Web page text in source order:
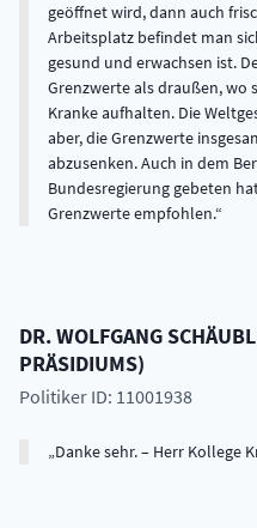
geöffnet wird, dann auch
Arbeitsplatz befindet man
gesund und erwachsen ist.
Grenzwerte als draußen, wo
Kranke aufhalten. Die
aber, die Grenzwerte
abzusenken. Auch in dem
Bundesregierung gebeten
Grenzwerte empfohlen.
DR.WOLFGANG
PRÄSIDIUMS)
Politiker ID: 11001938
Danke sehr. – Herr Kollege